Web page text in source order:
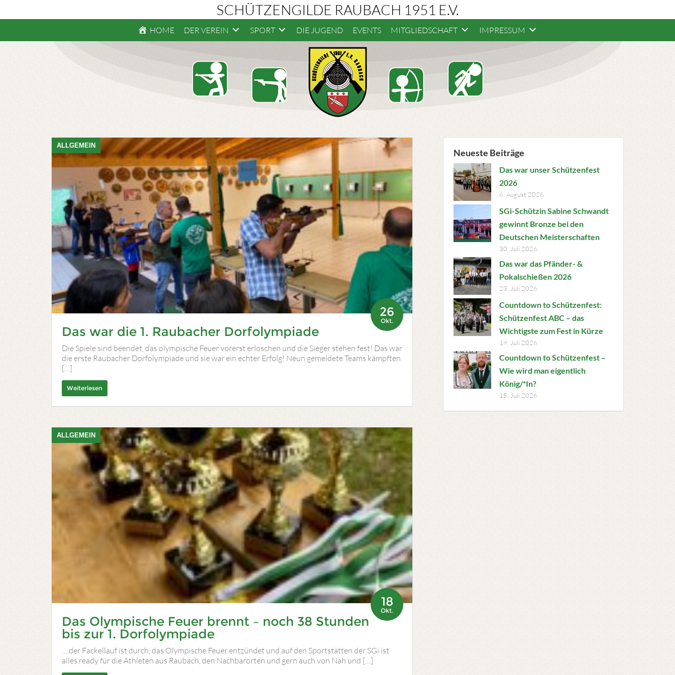
SCHÜTZENGILDE RAUBACH 1951 E.V.
HOME DER VEREIN SPORT DIE JUGEND EVENTS MITGLIEDSCHAFT IMPRESSUM
ALLGEMEIN
26
Okt.
Das war die 1. Raubacher Dorfolympiade
Die Spiele sind beendet, das olympische Feuer vorerst erloschen und die Sieger stehen fest! Das war
die erste Raubacher Dorfolympiade und sie war ein echter Erfolg! Neun gemeldete Teams kämpften
[…]
Weiterlesen
ALLGEMEIN
18
Okt.
Das Olympische Feuer brennt – noch 38 Stunden
bis zur 1. Dorfolympiade
….der Fackellauf ist durch, das Olympische Feuer entzündet und auf den Sportstätten der SGi ist
alles ready für die Athleten aus Raubach, den Nachbarorten und gern auch von Nah und […]
Neueste Beiträge
Das war unser Schützenfest
2026
6. August 2026
SGi-Schützin Sabine Schwandt
gewinnt Bronze bei den
Deutschen Meisterschaften
30. Juli 2026
Das war das Pfänder- &
Pokalschießen 2026
23. Juli 2026
Countdown to Schützenfest:
Schützenfest ABC – das
Wichtigste zum Fest in Kürze
19. Juli 2026
Countdown to Schützenfest –
Wie wird man eigentlich
König/*In?
15. Juli 2026